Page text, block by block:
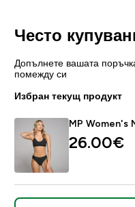
Често
Допълнете вашата
помежду си
Избран текущ продукт
MP Women's
26.00€‎